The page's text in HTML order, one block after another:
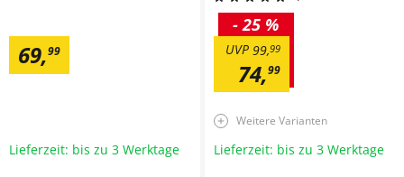
69,99
Lieferzeit: bis zu 3 Werktage
74,99
99,99
UVP
- 25 %
Weitere Varianten
Lieferzeit: bis zu 3 Werktage